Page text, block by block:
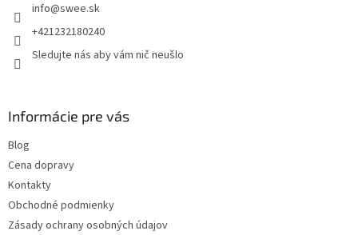
info@swee.sk
+421232180240
Sledujte nás aby vám nič neušlo
Informácie pre vás
Blog
Cena dopravy
Kontakty
Obchodné podmienky
Zásady ochrany osobných údajov